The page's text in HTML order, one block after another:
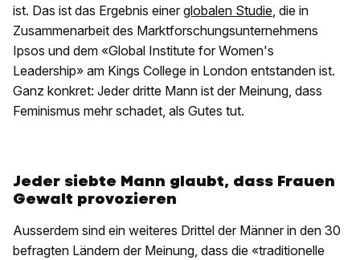
ist. Das ist das Ergebnis einer globalen Studie, die in
Zusammenarbeit des Marktforschungsunternehmens
Ipsos und dem «Global Institute for Women's
Leadership» am Kings College in London entstanden ist.
Ganz konkret: Jeder dritte Mann ist der Meinung, dass
Feminismus mehr schadet, als Gutes tut.
Jeder siebte Mann glaubt, dass Frauen
Gewalt provozieren
Ausserdem sind ein weiteres Drittel der Männer in den 30
befragten Ländern der Meinung, dass die «traditionelle